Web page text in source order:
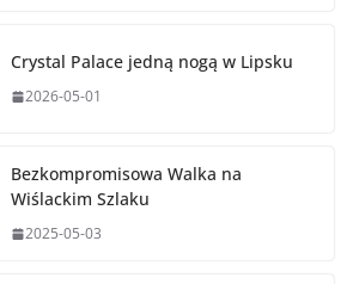
Crystal Palace jedną nogą w Lipsku
2026-05-01
Bezkompromisowa Walka na
Wiślackim Szlaku
2025-05-03